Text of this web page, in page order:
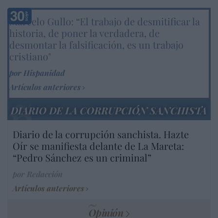
Marcelo Gullo: “El trabajo de desmitificar la
historia, de poner la verdadera, de
desmontar la falsificación, es un trabajo
cristiano"
por Hispanidad
Artículos anteriores
DIARIO DE LA CORRUPCIÓN SANCHISTA
Diario de la corrupción sanchista. Hazte
Oír se manifiesta delante de La Mareta:
“Pedro Sánchez es un criminal”
Artículos anteriores
Opinión